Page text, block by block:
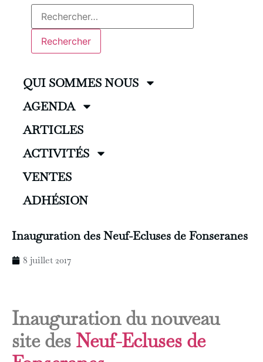
QUI SOMMES NOUS
AGENDA
ARTICLES
ACTIVITÉS
VENTES
ADHÉSION
Inauguration des Neuf-Ecluses de Fonseranes
8 juillet 2017
Inauguration du nouveau
site des Neuf-Ecluses de